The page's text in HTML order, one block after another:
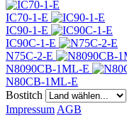
IC70-1-E
IC90-1-E
IC90C-1-E
N75C-2-E
N8090CB-1ML-E
N80CB-1ML-E
Bostitch
Impressum AGB